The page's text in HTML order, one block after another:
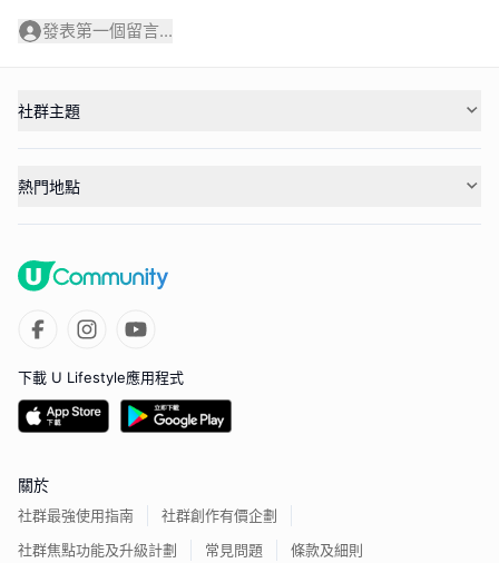
發表第一個留言...
社群主題
熱門地點
下載 U Lifestyle應用程式
關於
社群最強使用指南
社群創作有價企劃
社群焦點功能及升級計劃
常見問題 條款及細則